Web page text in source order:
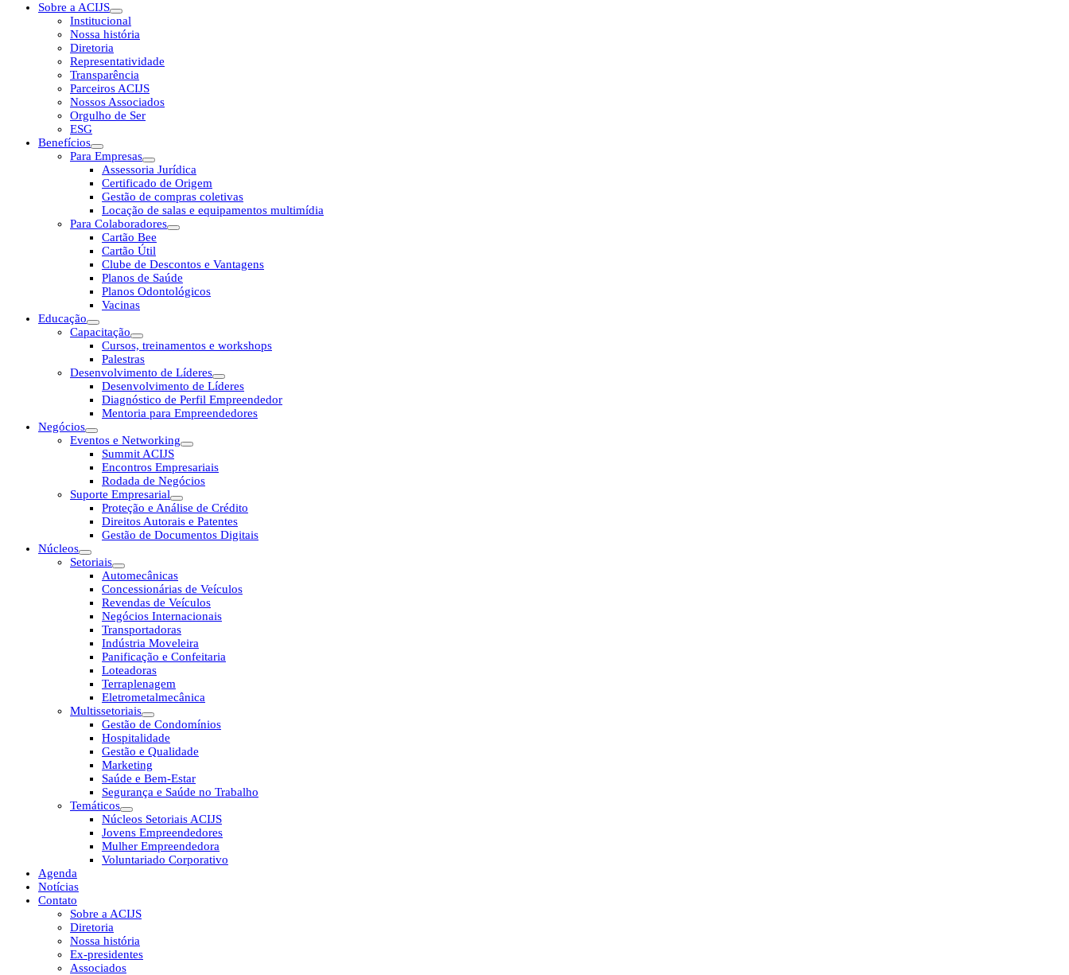
Sobre a ACIJS
Institucional
Nossa história
Diretoria
Representatividade
Transparência
Parceiros ACIJS
Nossos Associados
Orgulho de Ser
ESG
Benefícios
Para Empresas
Assessoria Jurídica
Certificado de Origem
Gestão de compras coletivas
Locação de salas e equipamentos multimídia
Para Colaboradores
Cartão Bee
Cartão Útil
Clube de Descontos e Vantagens
Planos de Saúde
Planos Odontológicos
Vacinas
Educação
Capacitação
Cursos, treinamentos e workshops
Palestras
Desenvolvimento de Líderes
Desenvolvimento de Líderes
Diagnóstico de Perfil Empreendedor
Mentoria para Empreendedores
Negócios
Eventos e Networking
Summit ACIJS
Encontros Empresariais
Rodada de Negócios
Suporte Empresarial
Proteção e Análise de Crédito
Direitos Autorais e Patentes
Gestão de Documentos Digitais
Núcleos
Setoriais
Automecânicas
Concessionárias de Veículos
Revendas de Veículos
Negócios Internacionais
Transportadoras
Indústria Moveleira
Panificação e Confeitaria
Loteadoras
Terraplenagem
Eletrometalmecânica
Multissetoriais
Gestão de Condomínios
Hospitalidade
Gestão e Qualidade
Marketing
Saúde e Bem-Estar
Segurança e Saúde no Trabalho
Temáticos
Núcleos Setoriais ACIJS
Jovens Empreendedores
Mulher Empreendedora
Voluntariado Corporativo
Agenda
Notícias
Contato
Sobre a ACIJS
Diretoria
Nossa história
Ex-presidentes
Associados